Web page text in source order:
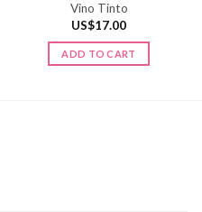
Vino Tinto
US$17.00
ADD TO CART